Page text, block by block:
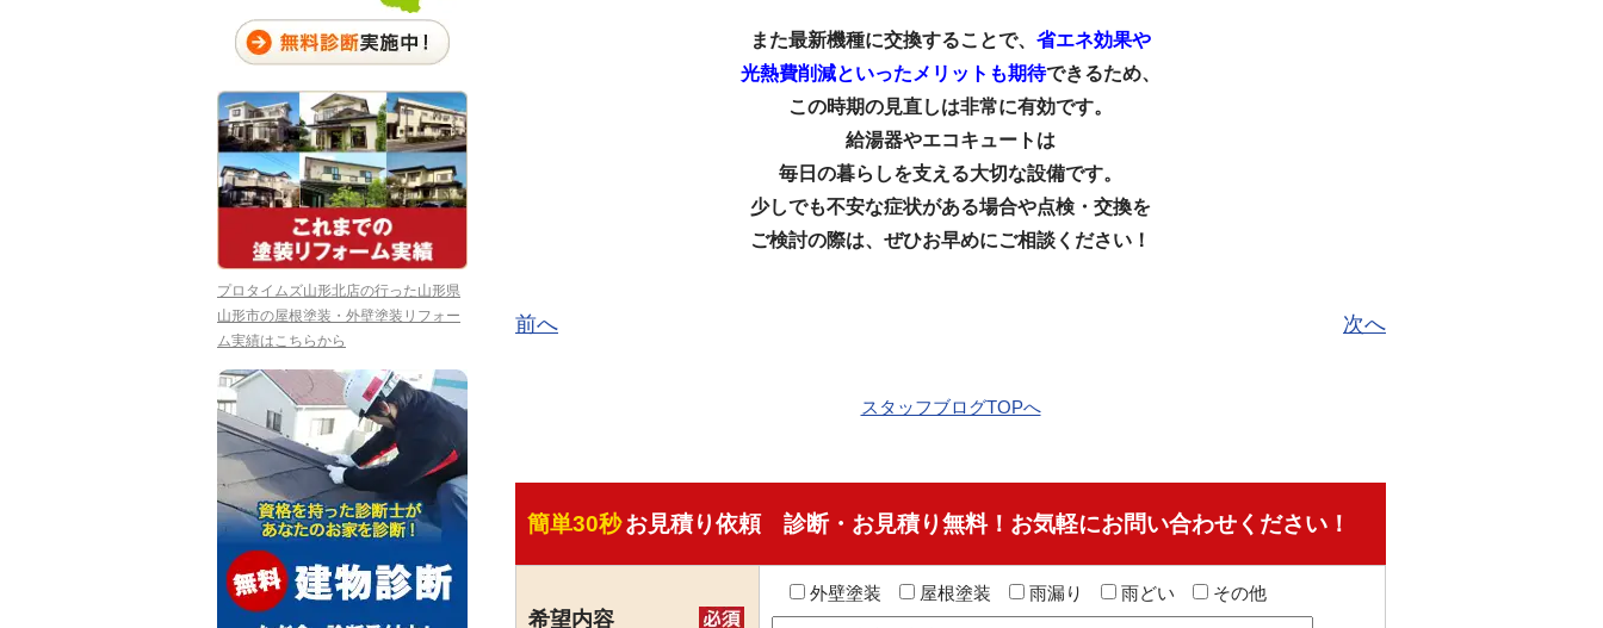
また最新機種に交換することで、 省エネ効果や
光熱費削減といったメリットも期待できるため、
この時期の見直しは非常に有効です。
給湯器やエコキュートは
毎日の暮らしを支える大切な設備です。
少しでも不安な症状がある場合や点検・交換を
ご検討の際は、ぜひお早めにご相談ください！
前へ 次へ
スタッフブログTOPへ
簡単30秒お見積り依頼 診断・お見積り無料！お気軽にお問い合わせください！
希望内容
外壁塗装 屋根塗装 雨漏り 雨どい その他
プロタイムズ山形北店の行った山形県
山形市の屋根塗装・外壁塗装リフォー
ム実績はこちらから